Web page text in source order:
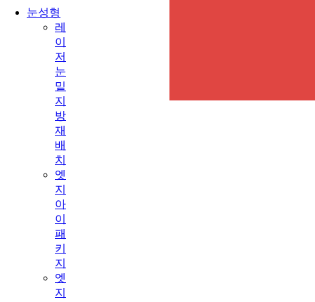
눈성형
레
이
저
눈
밑
지
방
재
배
치
엣
지
아
이
패
키
지
엣
지